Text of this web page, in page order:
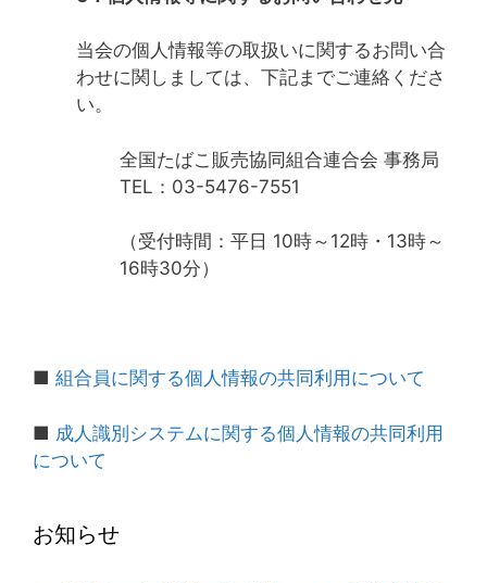
当会の個人情報等の取扱いに関するお問い合
わせに関しましては、下記までご連絡くださ
い。
全国たばこ販売協同組合連合会 事務局
TEL：03-5476-7551
（受付時間：平日 10時～12時・13時～
16時30分）
■ 組合員に関する個人情報の共同利用について
■ 成人識別システムに関する個人情報の共同利用
について
お知らせ